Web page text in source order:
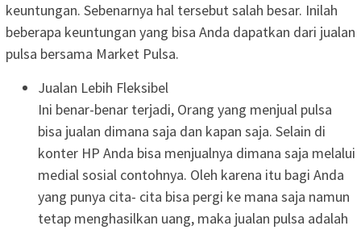
keuntungan. Sebenarnya hal tersebut salah besar. Inilah
beberapa keuntungan yang bisa Anda dapatkan dari jualan
pulsa bersama Market Pulsa.
Jualan Lebih Fleksibel
Ini benar-benar terjadi, Orang yang menjual pulsa
bisa jualan dimana saja dan kapan saja. Selain di
konter HP Anda bisa menjualnya dimana saja melalui
medial sosial contohnya. Oleh karena itu bagi Anda
yang punya cita- cita bisa pergi ke mana saja namun
tetap menghasilkan uang, maka jualan pulsa adalah